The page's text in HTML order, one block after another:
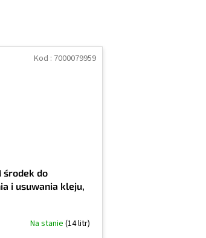
środek do
i usuwania kleju,
Na stanie (14 litr)
Kod : 7000079959